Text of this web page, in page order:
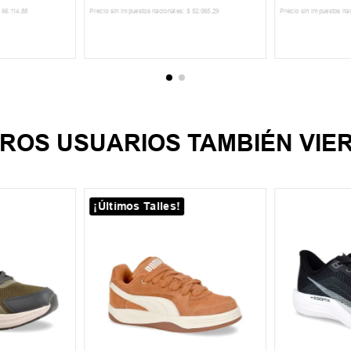
66. 114 ,88 Precio sin impuestos nacionales: $ 52.065 ,29 Precio sin impuestos
USUARIOS TAMBIÉN
¡Últimos Talles!